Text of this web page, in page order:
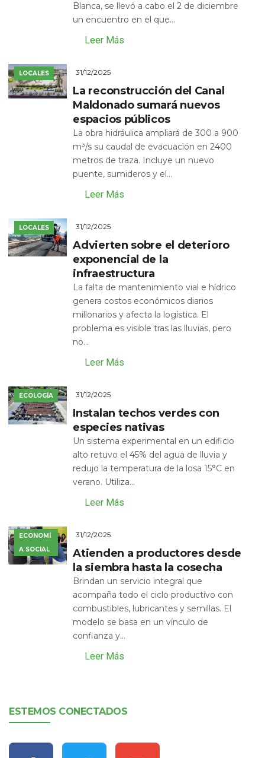
Blanca, se llevó a cabo el 2 de diciembre
un encuentro en el que...
Leer Más
LOCALES 31/12/2025
La reconstrucción del Canal
Maldonado sumará nuevos
espacios públicos
La obra hidráulica ampliará de 300 a 900
m³/s su caudal de evacuación en 2400
metros de traza. Incluye un nuevo
puente, sumideros y el...
Leer Más
LOCALES 31/12/2025
Advierten sobre el deterioro
exponencial de la
infraestructura
La falta de mantenimiento vial e hídrico
genera costos económicos diarios
millonarios y afecta la logística. El
problema es visible tras las lluvias, pero
no...
Leer Más
ECOLOGÍA 31/12/2025
Instalan techos verdes con
especies nativas
Un sistema experimental en un edificio
alto retuvo el 45% del agua de lluvia y
redujo la temperatura de la losa 15°C en
verano. Utiliza...
Leer Más
ECONOMÍ
A SOCIAL
31/12/2025
Atienden a productores desde
la siembra hasta la cosecha
Brindan un servicio integral que
acompaña todo el ciclo productivo con
combustibles, lubricantes y semillas. El
modelo se basa en un vínculo de
confianza y...
Leer Más
ESTEMOS CONECTADOS